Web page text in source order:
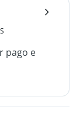
pago e